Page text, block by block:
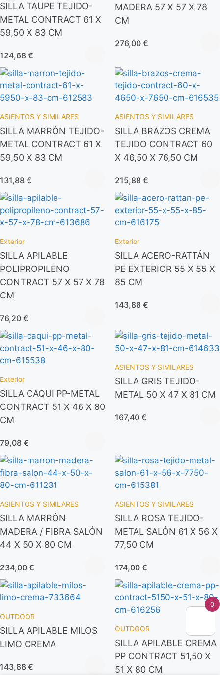
SILLA TAUPE TEJIDO-
METAL CONTRACT 61 X
59,50 X 83 CM
124,68 €
MADERA 57 X 57 X 78
CM
276,00 €
ASIENTOS Y SIMILARES
SILLA MARRÓN TEJIDO-
METAL CONTRACT 61 X
59,50 X 83 CM
131,88 €
ASIENTOS Y SIMILARES
SILLA BRAZOS CREMA
TEJIDO CONTRACT 60
X 46,50 X 76,50 CM
215,88 €
Exterior
SILLA APILABLE
POLIPROPILENO
CONTRACT 57 X 57 X 78
CM
76,20 €
Exterior
SILLA ACERO-RATTÁN
PE EXTERIOR 55 X 55 X
85 CM
143,88 €
Exterior
SILLA CAQUI PP-METAL
CONTRACT 51 X 46 X 80
CM
79,08 €
ASIENTOS Y SIMILARES
SILLA GRIS TEJIDO-
METAL 50 X 47 X 81 CM
167,40 €
ASIENTOS Y SIMILARES
SILLA MARRÓN
MADERA / FIBRA SALÓN
44 X 50 X 80 CM
234,00 €
ASIENTOS Y SIMILARES
SILLA ROSA TEJIDO-
METAL SALÓN 61 X 56 X
77,50 CM
174,00 €
OUTDOOR
SILLA APILABLE MILOS
LIMO CREMA
143,88 €
OUTDOOR
SILLA APILABLE CREMA
PP CONTRACT 51,50 X
51 X 80 CM
0